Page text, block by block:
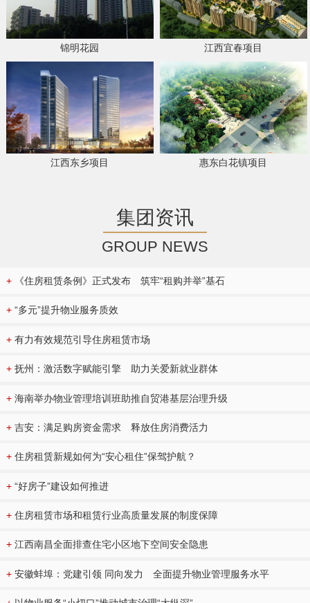
锦明花园 江西宜春项目
江西东乡项目 惠东白花镇项目
集团资讯
GROUP NEWS
+ 《住房租赁条例》正式发布 筑牢“租购并举”基石
+ “多元”提升物业服务质效
+ 有力有效规范引导住房租赁市场
+ 抚州：激活数字赋能引擎 助力关爱新就业群体
+ 海南举办物业管理培训班助推自贸港基层治理升级
+ 吉安：满足购房资金需求 释放住房消费活力
+ 住房租赁新规如何为“安心租住”保驾护航？
+ “好房子”建设如何推进
+ 住房租赁市场和租赁行业高质量发展的制度保障
+ 江西南昌全面排查住宅小区地下空间安全隐患
+ 安徽蚌埠：党建引领 同向发力 全面提升物业管理服务水平